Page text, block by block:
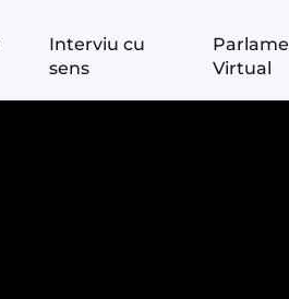
Interviu cu
sens
Virtual